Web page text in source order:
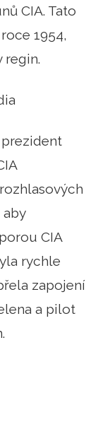
CIA. Tato
1954,
regin.
prezident
CIA
rychle
zapojení
a pilot